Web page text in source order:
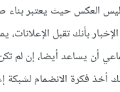
العكس حيث يعتبر
بأنك تقبل الإعلانات،
أن يساعد أيضا، إن لم
فكرة الانضمام لشبكة